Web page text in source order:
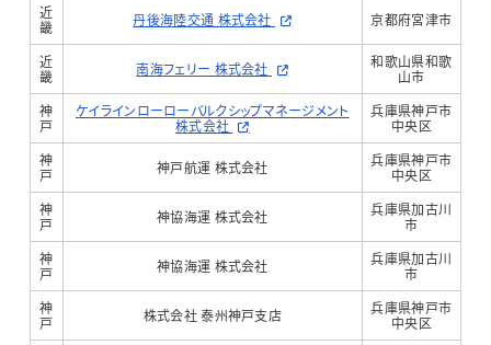
近
畿
丹後海陸交通 株式会社 京都府宮津市
近
畿
南海フェリー 株式会社
和歌山県和歌
山市
神
戸
ケイラインローローバルクシップマネージメント
株式会社
兵庫県神戸市
中央区
神
戸
神戸航運 株式会社
兵庫県神戸市
中央区
神
戸
神協海運 株式会社
兵庫県加古川
市
神
戸
神協海運 株式会社
兵庫県加古川
市
神
戸
株式会社 泰州神戸支店
兵庫県神戸市
中央区